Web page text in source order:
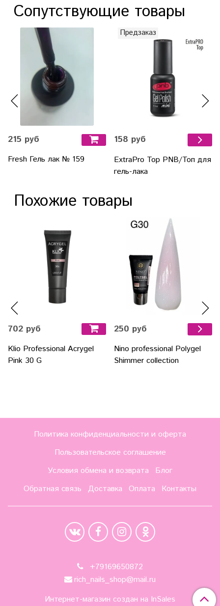
Сопутствующие товары
215 руб
Fresh Гель лак № 159
Предзаказ
158 руб
ExtraPro Top PNB/Топ для
гель-лака
Похожие товары
702 руб
Klio Professional Acrygel
Pink 30 G
250 руб
Nino professional Polygel
Shimmer collection
Политика конфиденциальности и оферта
Пользовательское соглашение
Условия обмена и возврата
Блог
Обратная связь
Доставка Оплата Контакты
+79169650872
rich_nails_shop@mail.ru
Интернет-магазин создан на InSales